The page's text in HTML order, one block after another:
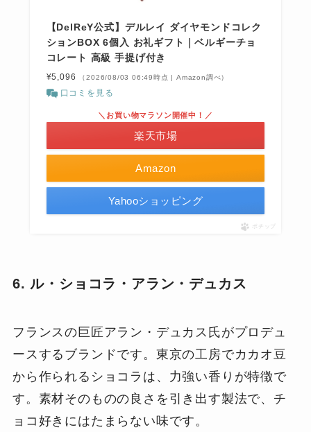
【DelReY公式】デルレイ ダイヤモンドコレク
ションBOX 6個入 お礼ギフト｜ベルギーチョ
コレート 高級 手提げ付き
¥5,096 （2026/08/03 06:49時点 | Amazon調べ）
口コミを見る
Amazon
＼お買い物マラソン開催中！／
楽天市場
Yahooショッピング
ポチップ
6. ル・ショコラ・アラン・デュカス
フランスの巨匠アラン・デュカス氏がプロデュ
ースするブランドです。東京の工房でカカオ豆
から作られるショコラは、力強い香りが特徴で
す。素材そのものの良さを引き出す製法で、チ
ョコ好きにはたまらない味です。